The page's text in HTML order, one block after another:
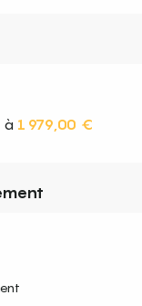
à 1 979,00 €